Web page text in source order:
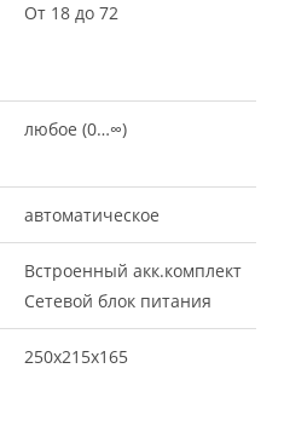
От 18 до 72
любое (0…∞)
автоматическое
Встроенный акк.комплект
Сетевой блок питания
250х215х165